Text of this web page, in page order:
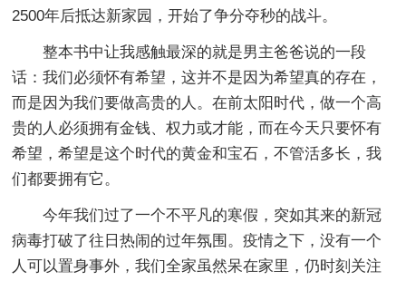
2500年后抵达新家园，开始了争分夺秒的战斗。
整本书中让我感触最深的就是男主爸爸说的一段
话：我们必须怀有希望，这并不是因为希望真的存在，
而是因为我们要做高贵的人。在前太阳时代，做一个高
贵的人必须拥有金钱、权力或才能，而在今天只要怀有
希望，希望是这个时代的黄金和宝石，不管活多长，我
们都要拥有它。
今年我们过了一个不平凡的寒假，突如其来的新冠
病毒打破了往日热闹的过年氛围。疫情之下，没有一个
人可以置身事外，我们全家虽然呆在家里，仍时刻关注